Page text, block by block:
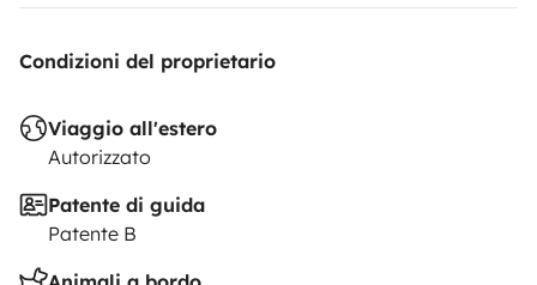
Condizioni del proprietario
Viaggio all'estero
Autorizzato
Patente di guida
Patente B